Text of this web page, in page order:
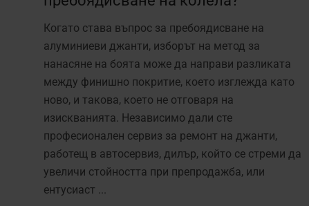
Когато става въпрос за пребоядисване на
алуминиеви джанти, изборът на метод за
нанасяне на боята може да направи разликата
между финишно покритие, което изглежда като
ново, и такова, което не отговаря на
изискванията. Независимо дали сте
професионален сервиз за ремонт на джанти,
работещ в автосервиз, дилър, който се стреми да
увеличи стойността при препродажба, или
ентусиаст ...